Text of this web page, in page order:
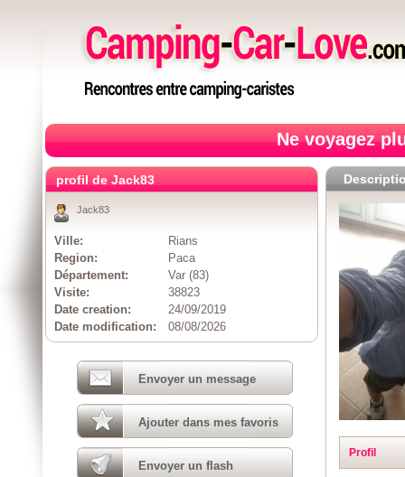
Ne voyagez
Profil
profil de Jack83
Jack83
Ville:
Rians
Region:
Paca
Département:
Var (83)
Visite:
38823
Date creation:
24/09/2019
Date modification:
08/08/2026
Envoyer un message
Ajouter dans mes favoris
Envoyer un flash